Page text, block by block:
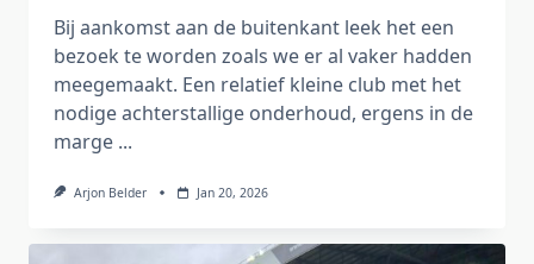
Bij aankomst aan de buitenkant leek het een
bezoek te worden zoals we er al vaker hadden
meegemaakt. Een relatief kleine club met het
nodige achterstallige onderhoud, ergens in de
marge ...
Arjon Belder Jan 20, 2026